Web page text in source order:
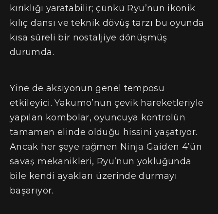
kırıklığı yaratabilir; çünkü Ryu’nun ikonik
kılıç dansı ve teknik dövüş tarzı bu oyunda
kısa süreli bir nostaljiye dönüşmüş
durumda.
Yine de aksiyonun genel temposu
etkileyici. Yakumo’nun çevik hareketleriyle
yapılan kombolar, oyuncuya kontrolün
tamamen elinde olduğu hissini yaşatıyor.
Ancak her şeye rağmen Ninja Gaiden 4’ün
savaş mekanikleri, Ryu’nun yokluğunda
bile kendi ayakları üzerinde durmayı
başarıyor.